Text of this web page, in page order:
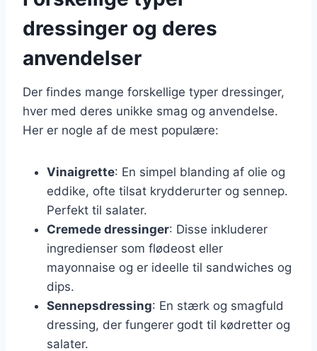
dressinger og deres
anvendelser
Der findes mange forskellige typer dressinger,
hver med deres unikke smag og anvendelse.
Her er nogle af de mest populære:
Vinaigrette: En simpel blanding af olie og
eddike, ofte tilsat krydderurter og sennep.
Perfekt til salater.
Cremede dressinger: Disse inkluderer
ingredienser som flødeost eller
mayonnaise og er ideelle til sandwiches og
dips.
Sennepsdressing: En stærk og smagfuld
dressing, der fungerer godt til kødretter og
salater.